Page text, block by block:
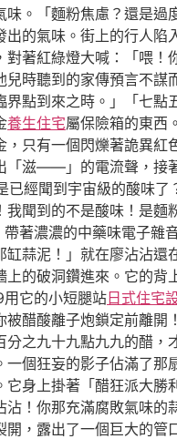
。「麵粉焦慮？還是過
的氣味。街上的行人陷
著紅綠燈大喊：「喂！
時聽到的家傳預言不謀
界點到來之時。」「七點
養生住宅屬保險箱的東西
，只有一個閃爍著詭異紅
「滋——」的電流聲，接
經聞到宇宙級的酸味了
聞到的不是酸味！是麵
著濃濃的中藥味電子雜
蒜泥！」就在廖沾沾還
的破洞鑽進來。它的背
它的小短腿站日式住宅
醋酸離子炮鎖定前離開
之九十九點九九的醋，
個狂妄的影子佔滿了那
身上掛著「醋狂派大勝
！你那充滿腐敗氣味的
，露出了一個巨大的管